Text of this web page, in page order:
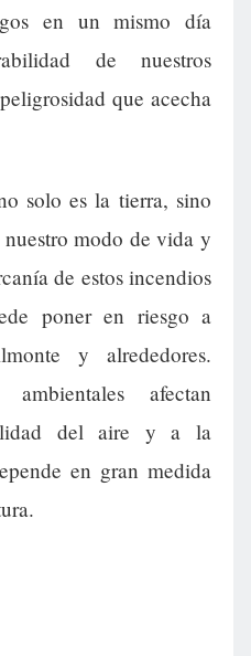
en un mismo día
de nuestros
que acecha
solo es la tierra, sino
nuestro modo de vida y
de estos incendios
poner en riesgo a
y alrededores.
afectan
del aire y a la
en gran medida